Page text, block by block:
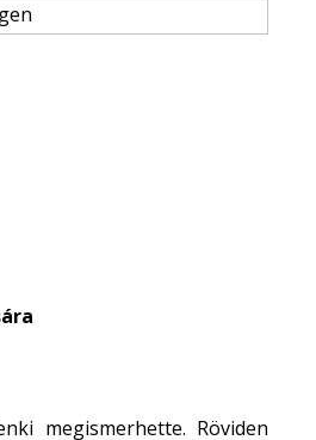
megismerhette. Röviden